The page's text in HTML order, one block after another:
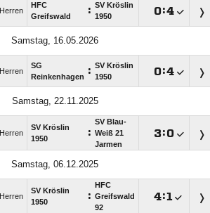
Herren
HFC
Greifswald
: SV Kröslin
1950
:
Samstag, 16.05.2026
Herren
SG
Reinkenhagen : SV Kröslin
1950
:
Samstag, 22.11.2025
Herren
SV Kröslin
1950
:
SV Blau-
Weiß 21
Jarmen
:
Samstag, 06.12.2025
Herren
SV Kröslin
1950
:
HFC
Greifswald
92
: